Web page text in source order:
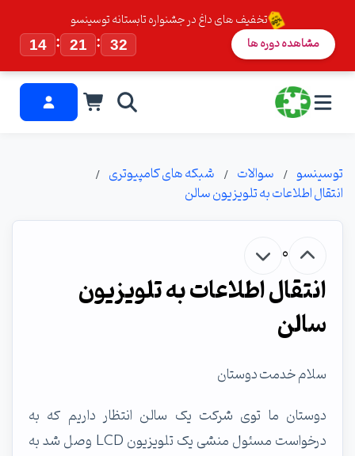
تخفیف های داغ در جشنواره تابستانه توسینسو
14 : 21 : 32 مشاهده دوره ها
توسینسو سوالات
شبکه های کامپیوتری
انتقال اطلاعات به تلویزیون سالن
0
انتقال اطلاعات به تلویزیون
سالن
سلام خدمت دوستان
دوستان ما توی شرکت یک سالن انتظار داریم که به
درخواست مسئول منشی یک تلویزیون LCD وصل شد به